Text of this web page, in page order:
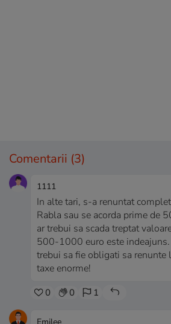
Comentarii (3)
1111
In alte tari, s-a renuntat
Rabla sau se acorda prime de
ar trebui sa scada treptat
500-1000 euro este
trebui sa fie obligati sa renunte
taxe enorme!
0 0 1